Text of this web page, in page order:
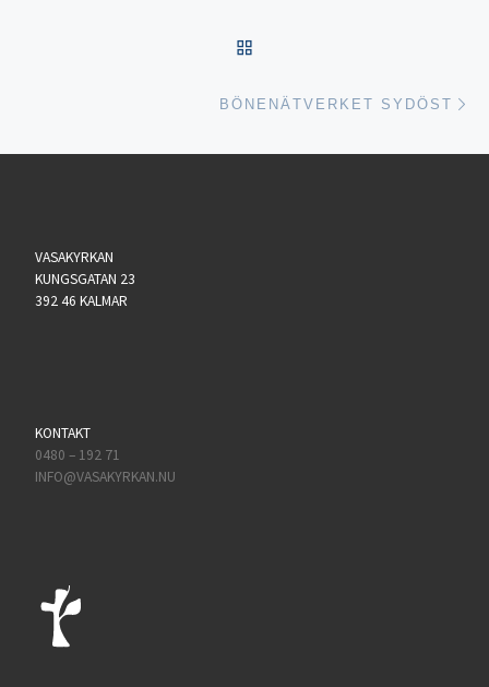
BÖNENÄTVERKET SYDÖST
VASAKYRKAN
KUNGSGATAN 23
392 46 KALMAR
KONTAKT
0480 – 192 71
INFO@VASAKYRKAN.NU